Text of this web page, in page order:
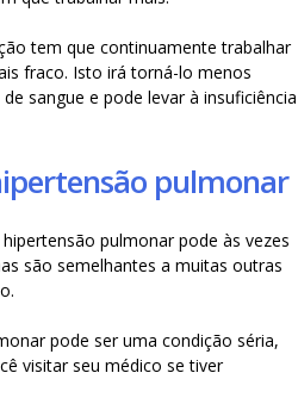
tem que continuamente trabalhar
fraco. Isto irá torná-lo menos
sangue e pode levar à insuficiência
pulmonar
pulmonar pode às vezes
são semelhantes a muitas outras
pode ser uma condição séria,
visitar seu médico se tiver